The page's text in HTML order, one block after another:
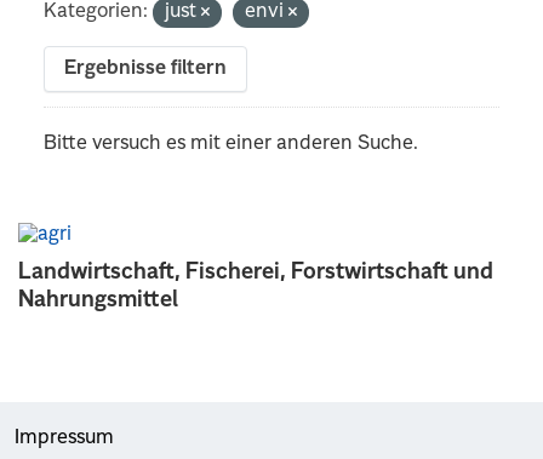
Landwirtschaft, Fischerei, Forstwirtschaft und
Nahrungsmittel
Kategorien:
just envi
Ergebnisse filtern
Bitte versuch es mit einer anderen Suche.
Impressum